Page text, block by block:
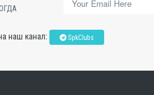
наш канал: SpkClubs